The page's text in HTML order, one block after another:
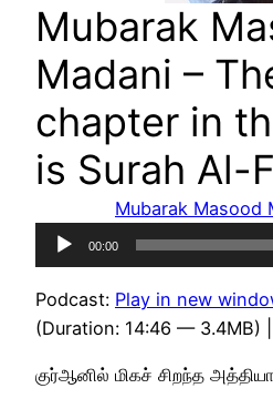
Mubarak
Madani –
chapter in
is Surah Al-
Mubarak Masood
Audio
Player
00:00
Podcast: Play in new
(Duration: 14:46 — 3.4MB) |
குர்ஆனில் மிகச் சிறந்த